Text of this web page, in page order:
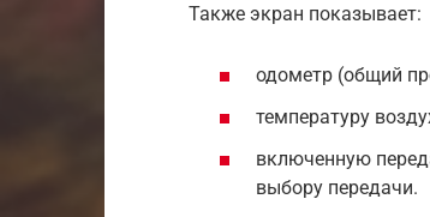
Также экран показывает:
одометр (общий
температуру
включенную
выбору передачи.